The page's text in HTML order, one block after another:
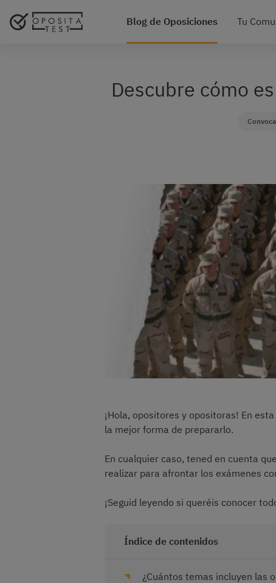
Blog de Oposiciones Tu
Descubre cómo
¡Hola, opositores y opositoras! En
la mejor forma de prepararlo.
En cualquier caso, tened en cuenta
realizar para afrontar los exámenes
¡Seguid leyendo si queréis conocer
Índice de contenidos
¿Cuántos temas incluyen las